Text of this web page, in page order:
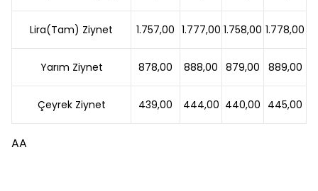
Lira(Tam) Ziynet 1.757,00 1.777,00 1.758,00 1.778,00
Yarım Ziynet 878,00 888,00 879,00 889,00
Çeyrek Ziynet 439,00 444,00 440,00 445,00
AA